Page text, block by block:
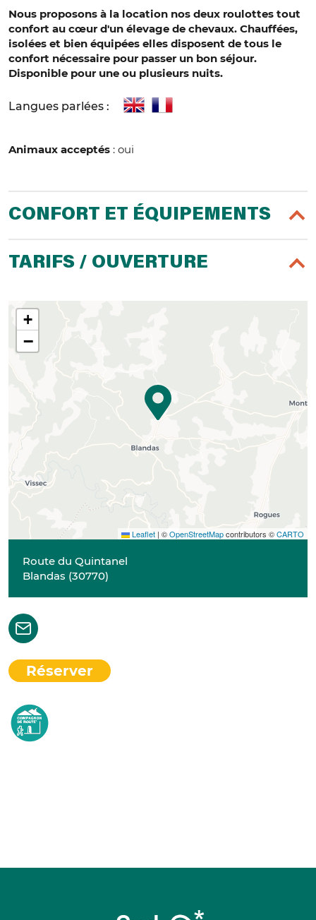
Nous proposons à la location nos deux roulottes tout
confort au cœur d'un élevage de chevaux. Chauffées,
isolées et bien équipées elles disposent de tous le
confort nécessaire pour passer un bon séjour.
Disponible pour une ou plusieurs nuits.
Langues parlées :
Animaux acceptés : oui
CONFORT ET ÉQUIPEMENTS
TARIFS / OUVERTURE
+
−
Leaflet | ©OpenStreetMapcontributors ©CARTO
Route du Quintanel
Blandas (30770)
Réserver